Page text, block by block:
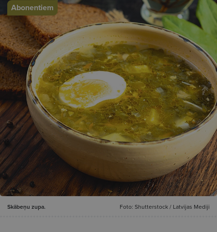
Abonentiem
Skābeņu zupa. Foto: Shutterstock / Latvijas Mediji